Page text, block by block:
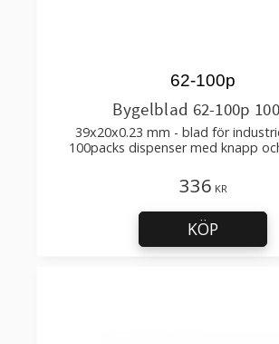
Bygelblad 62-100p
39x20x0.23 mm - blad för
100packs dispenser med knapp
62-100p
336 KR
KÖP